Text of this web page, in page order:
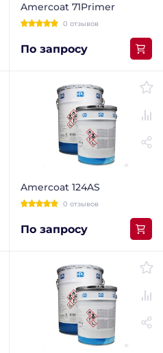
Amercoat 71Primer
0 отзывов
По запросу
Amercoat 124AS
0 отзывов
По запросу